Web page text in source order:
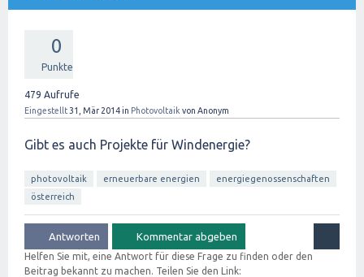
0
Punkte
479 Aufrufe
Eingestellt 31, Mär 2014in Photovoltaik von Anonym
Gibt es auch Projekte für Windenergie?
photovoltaik erneuerbare energien
energiegenossenschaften
österreich
Helfen Sie mit, eine Antwort für diese Frage zu finden oder den
Beitrag bekannt zu machen. Teilen Sie den Link: